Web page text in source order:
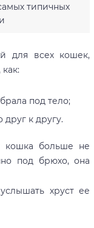
типичных
для всех кошек,
под тело;
к другу.
больше не
под брюхо, она
хруст ее